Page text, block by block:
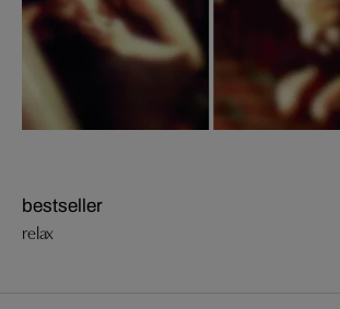
bestseller
relax